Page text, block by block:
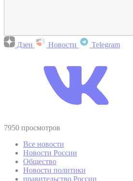
Дзен Новости Telegram
7950 просмотров
Все новости
Новости России
Общество
Новости политики
правительство России